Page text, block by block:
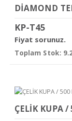
KP-T45
Fiyat sorunuz.
Toplam Stok:
ÇELİK KUPA /